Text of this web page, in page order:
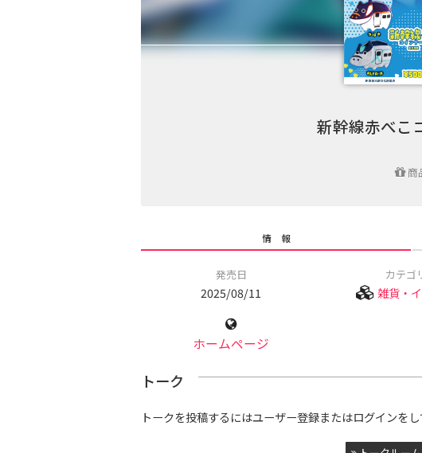
新幹線赤べこ
商
情 報
発売日
2025/08/11
カテゴ
雑貨・
ホームページ
トーク
トークを投稿するにはユーザー登録またはログインをし